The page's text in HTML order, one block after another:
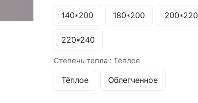
140*200 180*200 200*220
220*240
Степень тепла : Тёплое
Тёплое Облегченное